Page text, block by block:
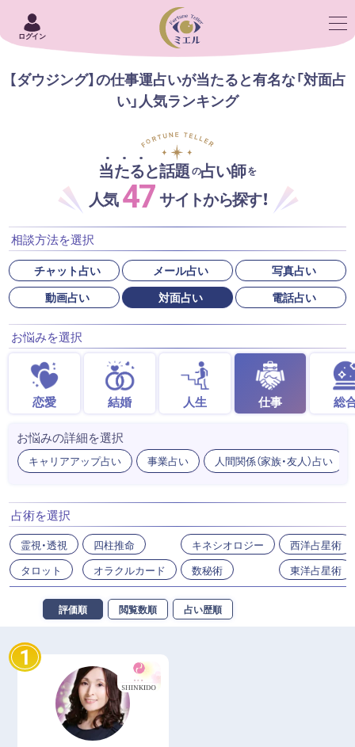
ログイン
【ダウジング】の仕事運占いが当たると有名な「対面占
い」人気ランキング
当たると話題の占い師を
人気47サイトから探す！
相談方法を選択
チャット占い メール占い
写真占い
動画占い
対面占い 電話占い
お悩みを選択
恋愛 結婚 人生 仕事 総
お悩みの詳細を選択
キャリアアップ占い 事業占い 人間関係（家族・友人）占い
占術を選択
霊視・透視
タロット
四柱推命
オラクルカード
キネシオロジー
数秘術
西洋占星術
東洋占星術
評価順 閲覧数順 占い歴順
1